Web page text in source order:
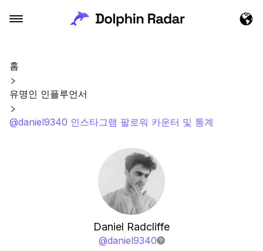
홈
유명인 인플루언서
@daniel9340 인스타그램 팔로워 카운터 및 통계
Daniel Radcliffe
@daniel9340